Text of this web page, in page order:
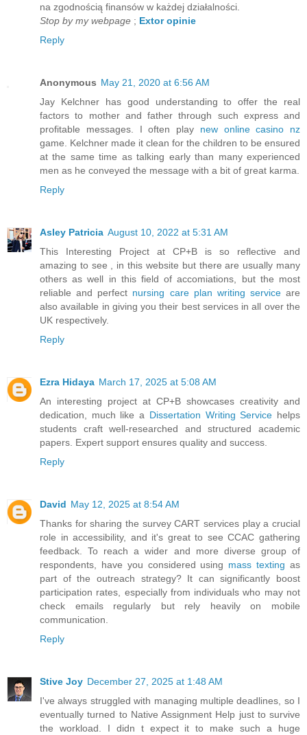
na zgodnością finansów w każdej działalności.
Stop by my webpage ; Extor opinie
Reply
Anonymous May 21, 2020 at 6:56 AM
Jay Kelchner has good understanding to offer the real
factors to mother and father through such express and
profitable messages. I often play new online casino nz
game. Kelchner made it clean for the children to be ensured
at the same time as talking early than many experienced
men as he conveyed the message with a bit of great karma.
Reply
Asley Patricia August 10, 2022 at 5:31 AM
This Interesting Project at CP+B is so reflective and
amazing to see , in this website but there are usually many
others as well in this field of accomiations, but the most
reliable and perfect nursing care plan writing serviceare
also available in giving you their best services in all over the
UK respectively.
Reply
Ezra Hidaya March 17, 2025 at 5:08 AM
An interesting project at CP+B showcases creativity and
dedication, much like a Dissertation Writing Service helps
students craft well-researched and structured academic
papers. Expert support ensures quality and success.
Reply
David May 12, 2025 at 8:54 AM
Thanks for sharing the survey CART services play a crucial
role in accessibility, and it's great to see CCAC gathering
feedback. To reach a wider and more diverse group of
respondents, have you considered using mass texting as
part of the outreach strategy? It can significantly boost
participation rates, especially from individuals who may not
check emails regularly but rely heavily on mobile
communication.
Reply
Stive Joy December 27, 2025 at 1:48 AM
I've always struggled with managing multiple deadlines, so I
eventually turned to Native Assignment Help just to survive
the workload. I didn t expect it to make such a huge